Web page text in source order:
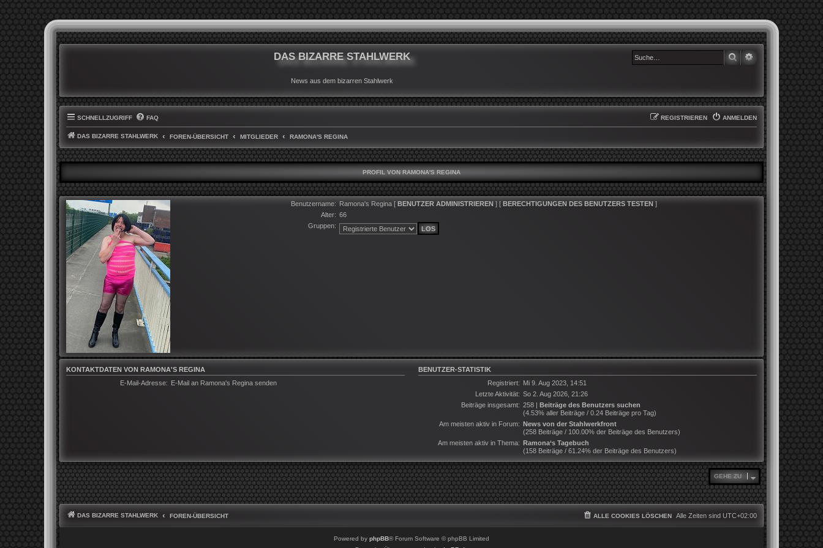
DAS BIZARRE STAHLWERK
News aus dem bizarren Stahlwerk
SUCHE
SCHNELLZUGRIFF FAQ ANMELDEN
REGISTRIEREN
DAS BIZARRE STAHLWERK FOREN-ÜBERSICHT MITGLIEDER RAMONA'S REGINA
PROFIL VON RAMONA'S REGINA
Benutzername: Ramona's Regina[ BENUTZER ADMINISTRIEREN ] [ BERECHTIGUNGEN DES BENUTZERS TESTEN]
Alter: 66
Gruppen:
KONTAKTDATEN VON RAMONA'S REGINA
E-Mail-Adresse: E-Mail an Ramona's Regina senden
BENUTZER-STATISTIK
Registriert: Mi 9. Aug 2023, 14:51
Letzte Aktivität: So 2. Aug 2026, 21:26
Beiträge insgesamt: 258 |Beiträge des Benutzers suchen
(4.53% aller Beiträge / 0.24 Beiträge pro Tag)
Am meisten aktiv in Forum: News von der Stahlwerkfront
(258 Beiträge / 100.00% der Beiträge des Benutzers)
Am meisten aktiv in Thema: Ramona‘s Tagebuch
(158 Beiträge / 61.24% der Beiträge des Benutzers)
GEHE ZU
DAS BIZARRE STAHLWERK FOREN-ÜBERSICHT Alle Zeiten sind UTC+02:00
ALLE COOKIES LÖSCHEN
Powered by phpBB® Forum Software © phpBB Limited